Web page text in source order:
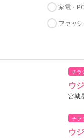
家電・
ファッ
チラ
ウ
宮城
チラ
ウ